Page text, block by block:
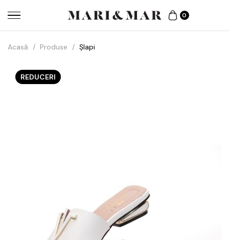
0
Acasă / Produse / Șlapi
REDUCERI